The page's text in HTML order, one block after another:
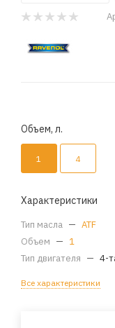
Объем, л.
1 4
Характеристики
Тип масла — ATF
Объем — 1
Тип двигателя — 4-
Все характеристики